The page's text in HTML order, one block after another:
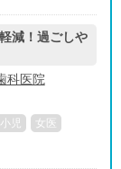
減！過ごしや
科医院
小児
女医